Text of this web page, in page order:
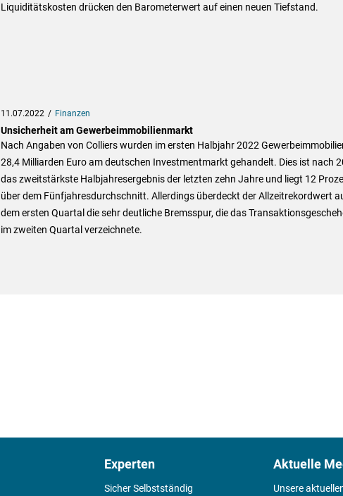
Liquiditätskosten drücken den Barometerwert auf einen neuen Tiefstand.
11.07.2022 Finanzen
Unsicherheit am Gewerbeimmobilienmarkt
Nach Angaben von Colliers wurden im ersten Halbjahr 2022
28,4 Milliarden Euro am deutschen Investmentmarkt gehandelt. Dies ist nach
das zweitstärkste Halbjahresergebnis der letzten zehn Jahre und liegt 12
über dem Fünfjahresdurchschnitt. Allerdings überdeckt der Allzeitrekordwert
dem ersten Quartal die sehr deutliche Bremsspur, die das
im zweiten Quartal verzeichnete.
Experten
Sicher Selbstständig
Aktuelle
Unsere